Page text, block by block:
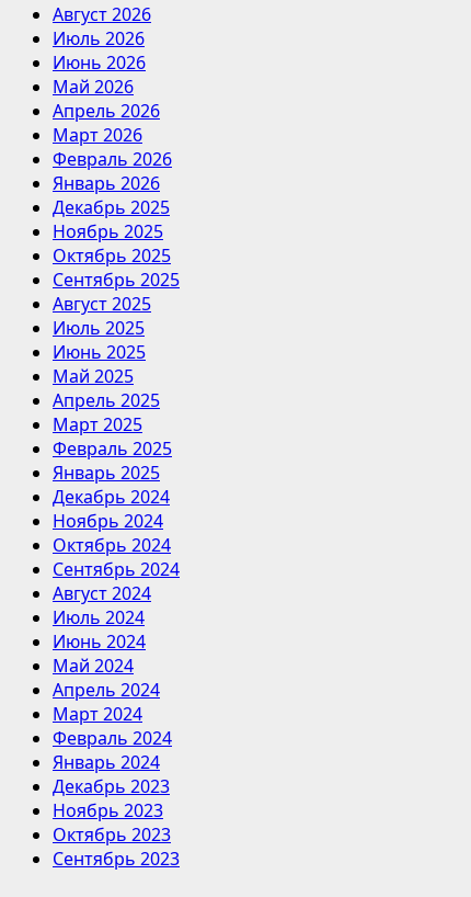
Август 2026
Июль 2026
Июнь 2026
Май 2026
Апрель 2026
Март 2026
Февраль 2026
Январь 2026
Декабрь 2025
Ноябрь 2025
Октябрь 2025
Сентябрь 2025
Август 2025
Июль 2025
Июнь 2025
Май 2025
Апрель 2025
Март 2025
Февраль 2025
Январь 2025
Декабрь 2024
Ноябрь 2024
Октябрь 2024
Сентябрь 2024
Август 2024
Июль 2024
Июнь 2024
Май 2024
Апрель 2024
Март 2024
Февраль 2024
Январь 2024
Декабрь 2023
Ноябрь 2023
Октябрь 2023
Сентябрь 2023